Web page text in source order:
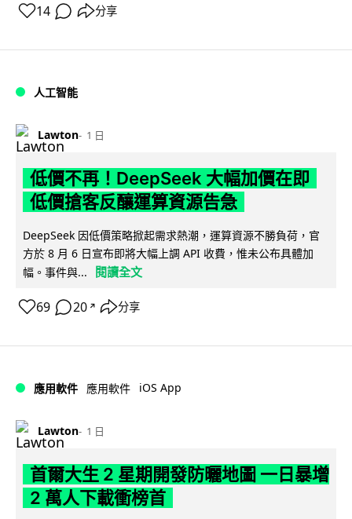
14 分享
人工智能
Lawton 1 日
低價不再！DeepSeek 大幅加價在即
低價搶客反釀運算資源告急
DeepSeek 因低價策略掀起需求熱潮，運算資源不勝負荷，官
方於 8 月 6 日宣布即將大幅上調 API 收費，惟未公布具體加
幅。事件與...
閱讀全文
69 20 ↗ 分享
應用軟件 應用軟件 iOS App
Lawton 1 日
首爾大生 2 星期開發防曬地圖 一日暴增
2 萬人下載衝榜首